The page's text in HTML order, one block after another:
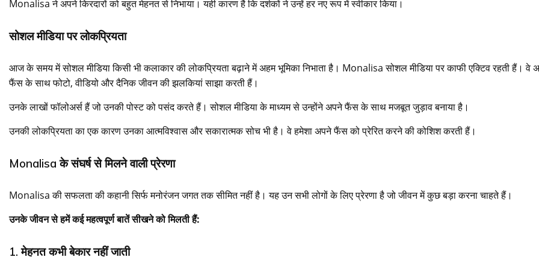
Monalisa ने अपने किरदारों को बहुत मेहनत से निभाया। यही कारण है कि दर्शकों ने उन्हें हर नए रूप में स्वीकार किया।
सोशल मीडिया पर लोकप्रियता
आज के समय में सोशल मीडिया किसी भी कलाकार की लोकप्रियता बढ़ाने में अहम भूमिका निभाता है। Monalisa सोशल मीडिया पर काफी एक्टिव रहती हैं। वे
फैंस के साथ फोटो, वीडियो और दैनिक जीवन की झलकियां साझा करती हैं।
उनके लाखों फॉलोअर्स हैं जो उनकी पोस्ट को पसंद करते हैं। सोशल मीडिया के माध्यम से उन्होंने अपने फैंस के साथ मजबूत जुड़ाव बनाया है।
उनकी लोकप्रियता का एक कारण उनका आत्मविश्वास और सकारात्मक सोच भी है। वे हमेशा अपने फैंस को प्रेरित करने की कोशिश करती हैं।
Monalisa के संघर्ष से मिलने वाली प्रेरणा
Monalisa की सफलता की कहानी सिर्फ मनोरंजन जगत तक सीमित नहीं है। यह उन सभी लोगों के लिए प्रेरणा है जो जीवन में कुछ बड़ा करना चाहते हैं।
उनके जीवन से हमें कई महत्वपूर्ण बातें सीखने को मिलती हैं:
1. मेहनत कभी बेकार नहीं जाती